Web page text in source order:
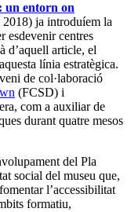
un entorn on
2018) ja introduíem la
esdevenir centres
d’aquell article, el
línia estratègica.
de col·laboració
(FCSD) i
com a auxiliar de
durant quatre mesos
del Pla
social del museu que,
l’accessibilitat
formatiu,